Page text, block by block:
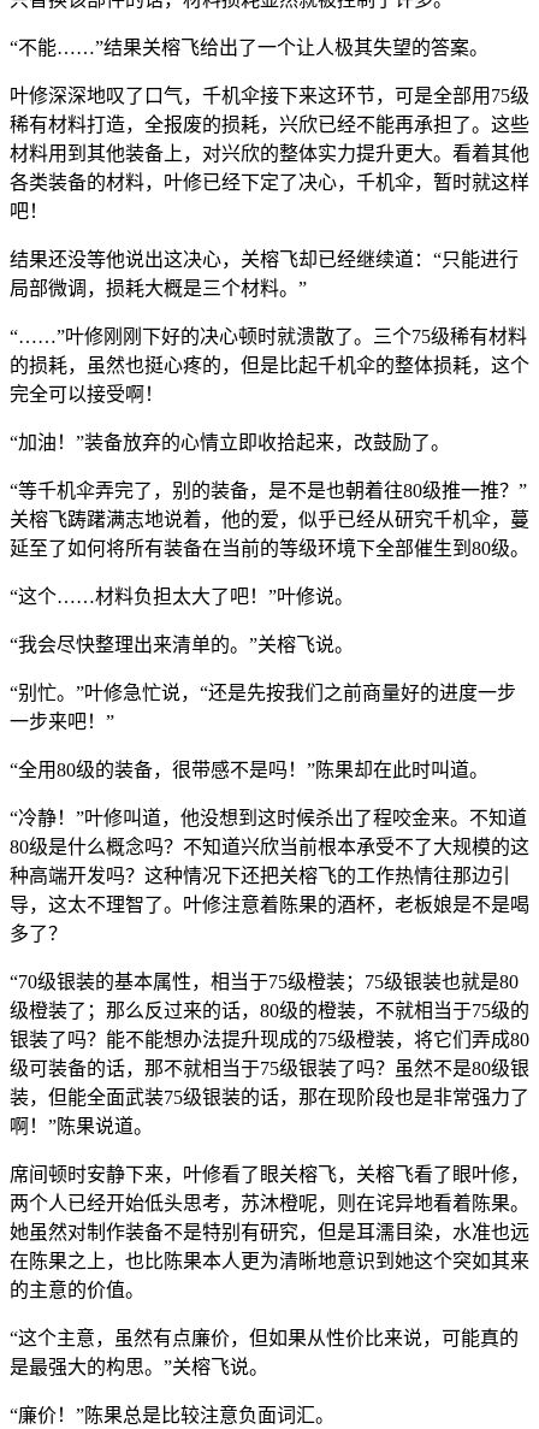
“不能……”结果关榕飞给出了一个让人极其失望的答案。
叶修深深地叹了口气，千机伞接下来这环节，可是全部用75级
稀有材料打造，全报废的损耗，兴欣已经不能再承担了。这些
材料用到其他装备上，对兴欣的整体实力提升更大。看着其他
各类装备的材料，叶修已经下定了决心，千机伞，暂时就这样
吧！
结果还没等他说出这决心，关榕飞却已经继续道：“只能进行
局部微调，损耗大概是三个材料。”
“……”叶修刚刚下好的决心顿时就溃散了。三个75级稀有材料
的损耗，虽然也挺心疼的，但是比起千机伞的整体损耗，这个
完全可以接受啊！
“加油！”装备放弃的心情立即收拾起来，改鼓励了。
“等千机伞弄完了，别的装备，是不是也朝着往80级推一推？”
关榕飞踌躇满志地说着，他的爱，似乎已经从研究千机伞，蔓
延至了如何将所有装备在当前的等级环境下全部催生到80级。
“这个……材料负担太大了吧！”叶修说。
“我会尽快整理出来清单的。”关榕飞说。
“别忙。”叶修急忙说，“还是先按我们之前商量好的进度一步
一步来吧！”
“全用80级的装备，很带感不是吗！”陈果却在此时叫道。
“冷静！”叶修叫道，他没想到这时候杀出了程咬金来。不知道
80级是什么概念吗？不知道兴欣当前根本承受不了大规模的这
种高端开发吗？这种情况下还把关榕飞的工作热情往那边引
导，这太不理智了。叶修注意着陈果的酒杯，老板娘是不是喝
多了？
“70级银装的基本属性，相当于75级橙装；75级银装也就是80
级橙装了；那么反过来的话，80级的橙装，不就相当于75级的
银装了吗？能不能想办法提升现成的75级橙装，将它们弄成80
级可装备的话，那不就相当于75级银装了吗？虽然不是80级银
装，但能全面武装75级银装的话，那在现阶段也是非常强力了
啊！”陈果说道。
席间顿时安静下来，叶修看了眼关榕飞，关榕飞看了眼叶修，
两个人已经开始低头思考，苏沐橙呢，则在诧异地看着陈果。
她虽然对制作装备不是特别有研究，但是耳濡目染，水准也远
在陈果之上，也比陈果本人更为清晰地意识到她这个突如其来
的主意的价值。
“这个主意，虽然有点廉价，但如果从性价比来说，可能真的
是最强大的构思。”关榕飞说。
“廉价！”陈果总是比较注意负面词汇。